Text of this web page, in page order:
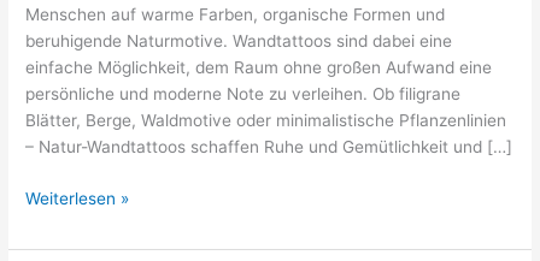
Menschen auf warme Farben, organische Formen und
beruhigende Naturmotive. Wandtattoos sind dabei eine
einfache Möglichkeit, dem Raum ohne großen Aufwand eine
persönliche und moderne Note zu verleihen. Ob filigrane
Blätter, Berge, Waldmotive oder minimalistische Pflanzenlinien
– Natur-Wandtattoos schaffen Ruhe und Gemütlichkeit und […]
Ideen
Schlafzimmer
Weiterlesen »